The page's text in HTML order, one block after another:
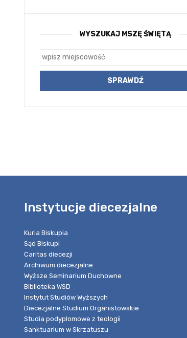
WYSZUKAJ MSZĘ ŚWIĘTĄ
Instytucje diecezjalne
Kuria Biskupia
Sąd Biskupi
Caritas diecezji
Archiwum diecezjalne
Wyższe Seminarium Duchowne
Biblioteka WSD
Instytut Studiów Wyższych
Diecezjalne Studium Organistowskie
Studia podyplomowe z teologii
Sanktuarium w Skrzatuszu